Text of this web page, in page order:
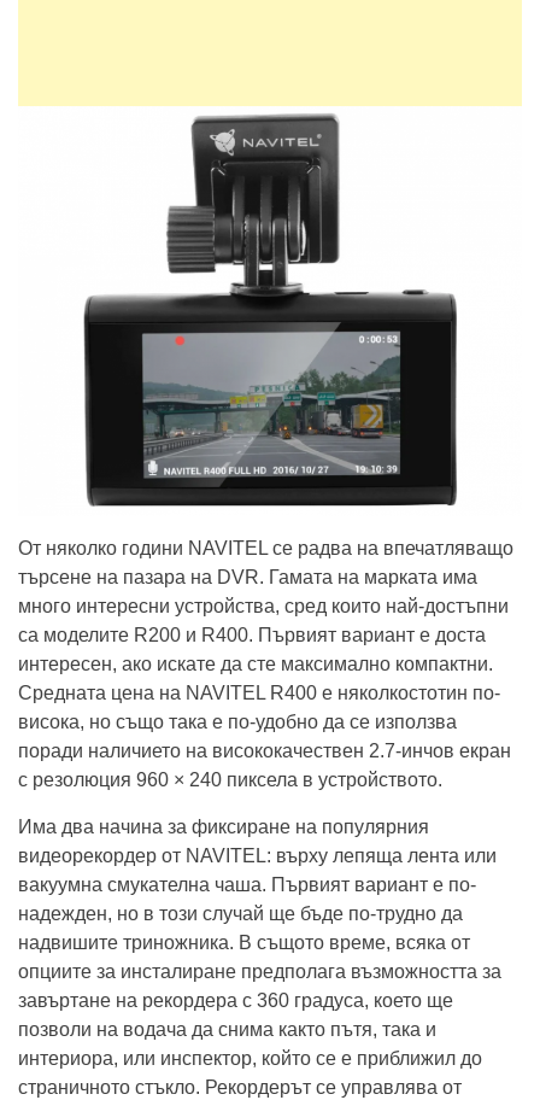
От няколко години NAVITEL се радва на впечатляващо
търсене на пазара на DVR. Гамата на марката има
много интересни устройства, сред които най-достъпни
са моделите R200 и R400. Първият вариант е доста
интересен, ако искате да сте максимално компактни.
Средната цена на NAVITEL R400 е няколкостотин по-
висока, но също така е по-удобно да се използва
поради наличието на висококачествен 2.7-инчов екран
с резолюция 960 × 240 пиксела в устройството.
Има два начина за фиксиране на популярния
видеорекордер от NAVITEL: върху лепяща лента или
вакуумна смукателна чаша. Първият вариант е по-
надежден, но в този случай ще бъде по-трудно да
надвишите триножника. В същото време, всяка от
опциите за инсталиране предполага възможността за
завъртане на рекордера с 360 градуса, което ще
позволи на водача да снима както пътя, така и
интериора, или инспектор, който се е приближил до
страничното стъкло. Рекордерът се управлява от